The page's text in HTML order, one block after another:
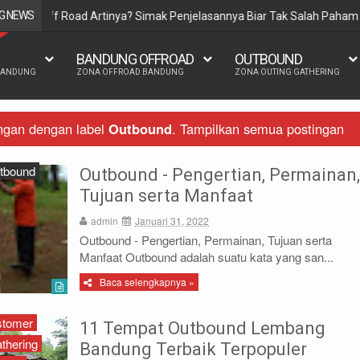
NEWS Team building dan team work : dua bahasa
BANDUNG OFFROAD
ZONA OFFROAD BANDUNG
OUTBOUND
ZONA OUTING GATHERING
dengan label Outbound. Tampilkan semua postingan
Outbound - Pengertian, Permainan,
Tujuan serta Manfaat
admin Januari 31, 2022
Outbound - Pengertian, Permainan, Tujuan serta
Manfaat Outbound adalah suatu kata yang san...
Baca selengkapnya »
11 Tempat Outbound Lembang
Bandung Terbaik Terpopuler